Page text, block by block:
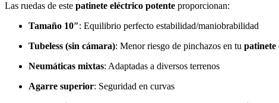
Las ruedas de este patinete eléctrico potente proporcionan:
Tamaño 10″: Equilibrio perfecto estabilidad/maniobrabilidad
Tubeless (sin cámara): Menor riesgo de pinchazos en tu patinete
Neumáticas mixtas: Adaptadas a diversos terrenos
Agarre superior: Seguridad en curvas